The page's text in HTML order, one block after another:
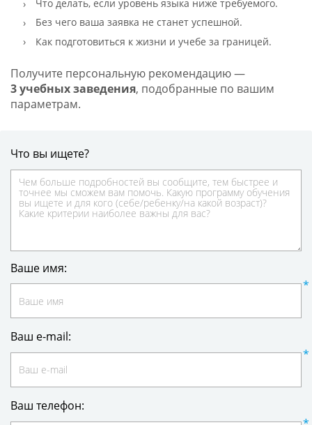
Что делать, если уровень языка ниже требуемого.
Без чего ваша заявка не станет успешной.
Как подготовиться к жизни и учебе за границей.
Получите персональную рекомендацию —
3 учебных заведения, подобранные по вашим
параметрам.
Что вы ищете?
Ваше имя:
Ваш e-mail:
Ваш телефон: